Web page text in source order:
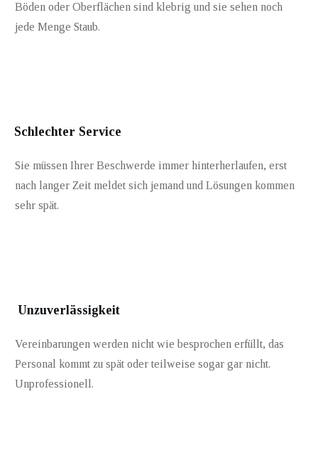
Böden oder Oberflächen sind klebrig und sie sehen noch
jede Menge Staub.
Schlechter Service
Sie müssen Ihrer Beschwerde immer hinterherlaufen, erst
nach langer Zeit meldet sich jemand und Lösungen kommen
sehr spät.
Unzuverlässigkeit
Vereinbarungen werden nicht wie besprochen erfüllt, das
Personal kommt zu spät oder teilweise sogar gar nicht.
Unprofessionell.